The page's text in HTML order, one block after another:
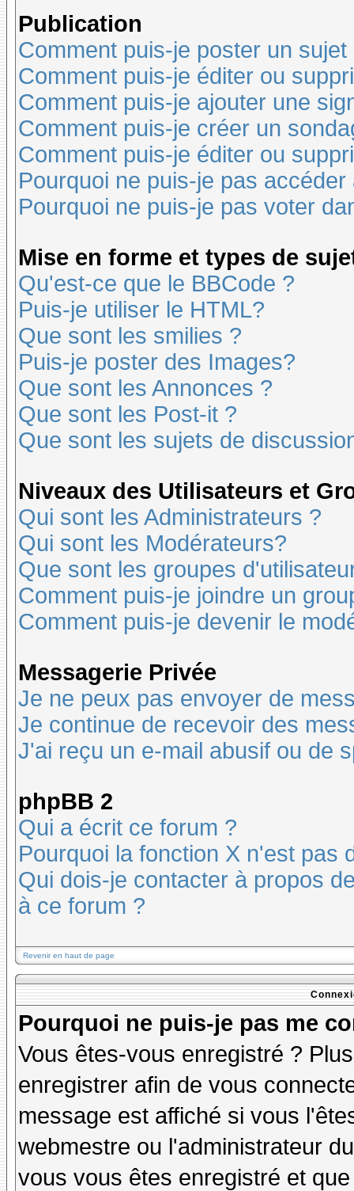
Publication
Comment puis-je poster un
Comment puis-je éditer ou
Comment puis-je ajouter une
Comment puis-je créer un
Comment puis-je éditer ou
Pourquoi ne puis-je pas accéder
Pourquoi ne puis-je pas voter
Mise en forme et types de
Qu'est-ce que le BBCode ?
Puis-je utiliser le HTML?
Que sont les smilies ?
Puis-je poster des Images?
Que sont les Annonces ?
Que sont les Post-it ?
Que sont les sujets de
Niveaux des Utilisateurs et
Qui sont les Administrateurs ?
Qui sont les Modérateurs?
Que sont les groupes
Comment puis-je joindre un
Comment puis-je devenir le
Messagerie Privée
Je ne peux pas envoyer de
Je continue de recevoir des
J'ai reçu un e-mail abusif ou de
phpBB 2
Qui a écrit ce forum ?
Pourquoi la fonction X n'est pas
Qui dois-je contacter à propos
à ce forum ?
Revenir en haut de page
Pourquoi ne puis-je pas me
Vous êtes-vous enregistré ?
enregistrer afin de vous
message est affiché si vous
webmestre ou l'administrateur
vous vous êtes enregistré et